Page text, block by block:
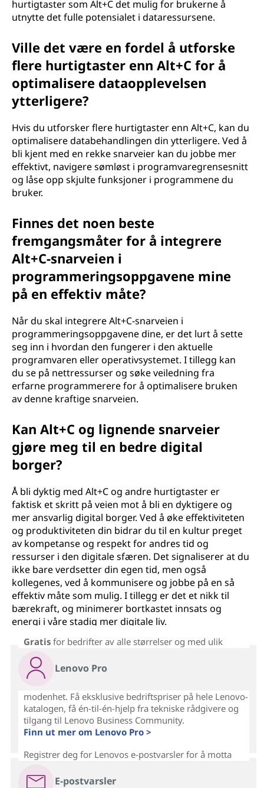
hurtigtaster som Alt+C det mulig for brukerne å
utnytte det fulle potensialet i dataressursene.
Ville det være en fordel å utforske
flere hurtigtaster enn Alt+C for å
optimalisere dataopplevelsen
ytterligere?
Hvis du utforsker flere hurtigtaster enn Alt+C, kan du
optimalisere databehandlingen din ytterligere. Ved å
bli kjent med en rekke snarveier kan du jobbe mer
effektivt, navigere sømløst i programvaregrensesnitt
og låse opp skjulte funksjoner i programmene du
bruker.
Finnes det noen beste
fremgangsmåter for å integrere
Alt+C-snarveien i
programmeringsoppgavene mine
på en effektiv måte?
Når du skal integrere Alt+C-snarveien i
programmeringsoppgavene dine, er det lurt å sette
seg inn i hvordan den fungerer i den aktuelle
programvaren eller operativsystemet. I tillegg kan
du se på nettressurser og søke veiledning fra
erfarne programmerere for å optimalisere bruken
av denne kraftige snarveien.
Kan Alt+C og lignende snarveier
gjøre meg til en bedre digital
borger?
Å bli dyktig med Alt+C og andre hurtigtaster er
faktisk et skritt på veien mot å bli en dyktigere og
mer ansvarlig digital borger. Ved å øke effektiviteten
og produktiviteten din bidrar du til en kultur preget
av kompetanse og respekt for andres tid og
ressurser i den digitale sfæren. Det signaliserer at du
ikke bare verdsetter din egen tid, men også
kollegenes, ved å kommunisere og jobbe på en så
effektiv måte som mulig. I tillegg er det et nikk til
bærekraft, og minimerer bortkastet innsats og
energi i våre stadig mer digitale liv.
Lenovo Pro
Gratisfor bedrifter av alle størrelser og med ulik
modenhet. Få eksklusive bedriftspriser på hele Lenovo-
katalogen, få én-til-én-hjelp fra tekniske rådgivere og
tilgang til Lenovo Business Community.
Finn ut mer om Lenovo Pro >
E-postvarsler
Registrer deg for Lenovos e-postvarsler for å motta